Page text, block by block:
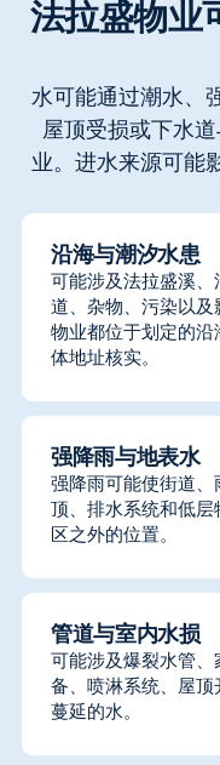
法拉盛物业
水可能通过潮水、
屋顶受损或下水
业。进水来源可能
沿海与潮汐水患
可能涉及法拉盛溪
道、杂物、污染以
物业都位于划定的
体地址核实。
强降雨与地表水
强降雨可能使街道、
顶、排水系统和低
区之外的位置。
管道与室内水损
可能涉及爆裂水管
备、喷淋系统、屋顶
蔓延的水。